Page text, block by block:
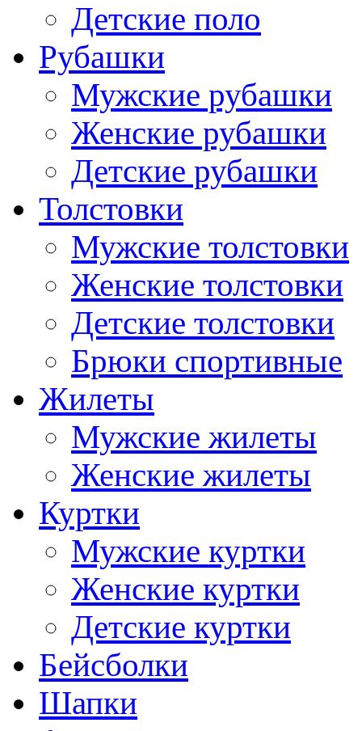
Детские поло
Рубашки
Мужские рубашки
Женские рубашки
Детские рубашки
Толстовки
Мужские толстовки
Женские толстовки
Детские толстовки
Брюки спортивные
Жилеты
Мужские жилеты
Женские жилеты
Куртки
Мужские куртки
Женские куртки
Детские куртки
Бейсболки
Шапки